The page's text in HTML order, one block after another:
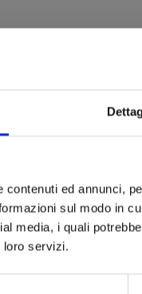
ed annunci,
sul modo in
media, i quali
loro servizi.